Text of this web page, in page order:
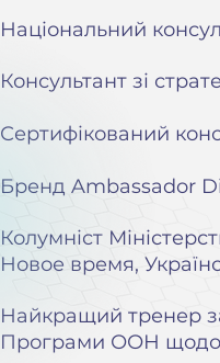
Національний
Консультант зі
Сертифікований
Бренд Ambassador
Колумніст
Новое время,
Найкращий тренер
Програми ООН щодо